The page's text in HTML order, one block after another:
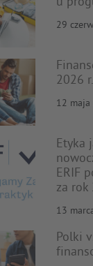
29
2026 r.
12 maja
Etyka
ERIF
za rok
13
Polki